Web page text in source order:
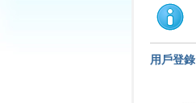
用戶登錄